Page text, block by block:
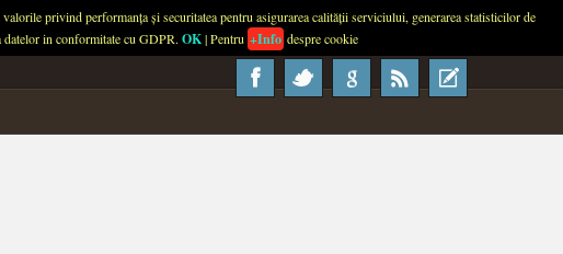
About Contact Advertise Usage
privind performanța și securitatea pentru asigurarea calității serviciului, generarea statisticilor de
datelor in conformitate cu GDPR. OK| Pentru +Info despre cookie